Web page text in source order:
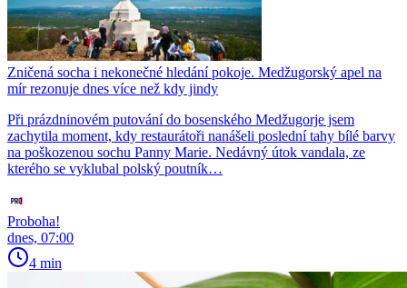
Zničená socha i nekonečné hledání pokoje. Medžugorský apel na
mír rezonuje dnes více než kdy jindy
Při prázdninovém putování do bosenského Medžugorje jsem
zachytila moment, kdy restaurátoři nanášeli poslední tahy bílé barvy
na poškozenou sochu Panny Marie. Nedávný útok vandala, ze
kterého se vyklubal polský poutník…
Proboha!
dnes, 07:00
4 min